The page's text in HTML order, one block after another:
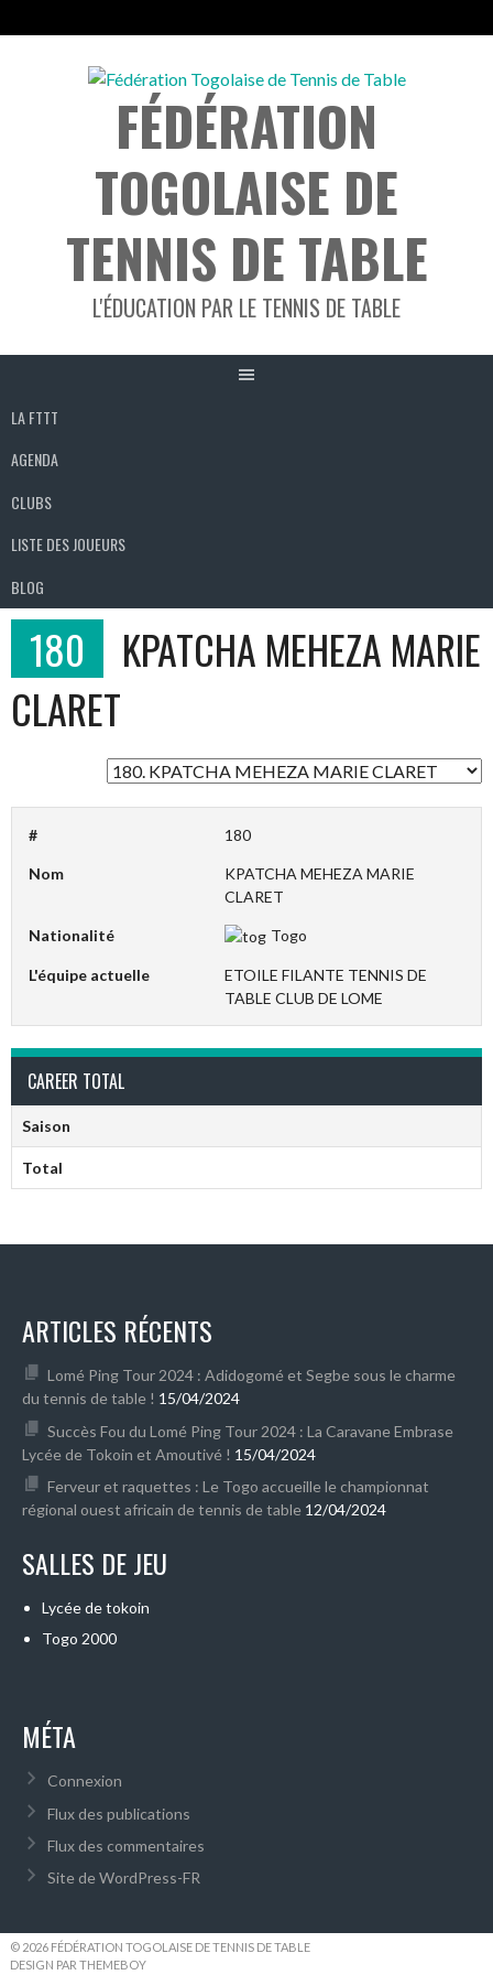
FÉDÉRATION
TOGOLAISE DE
TENNIS DE TABLE
L'ÉDUCATION PAR LE TENNIS DE TABLE
LA FTTT
AGENDA
CLUBS
LISTE DES JOUEURS
BLOG
180
KPATCHA MEHEZA MARIE
CLARET
# 180
Nom
KPATCHA MEHEZA MARIE
CLARET
Nationalité Togo
L'équipe actuelle
ETOILE FILANTE TENNIS DE
TABLE CLUB DE LOME
CAREER TOTAL
Saison
Total
ARTICLES RÉCENTS
Lomé Ping Tour 2024 : Adidogomé et Segbe sous le charme
du tennis de table ! 15/04/2024
Succès Fou du Lomé Ping Tour 2024 : La Caravane Embrase
Lycée de Tokoin et Amoutivé ! 15/04/2024
Ferveur et raquettes : Le Togo accueille le championnat
régional ouest africain de tennis de table 12/04/2024
SALLES DE JEU
Lycée de tokoin
Togo 2000
MÉTA
Connexion
Flux des publications
Flux des commentaires
Site de WordPress-FR
© 2026 FÉDÉRATION TOGOLAISE DE TENNIS DE TABLE
DESIGN PAR THEMEBOY